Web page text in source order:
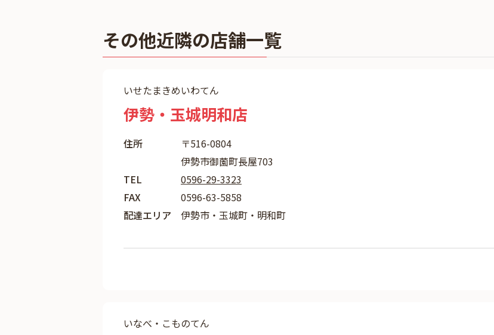
その他近隣の店舗一覧
いせたまきめいわてん
伊勢・玉城明和店
住所
〒516-0804
伊勢市御薗町長屋703
TEL
0596-29-3323
FAX
0596-63-5858
配達エリア
伊勢市・玉城町・明和町
いなべ・こものてん